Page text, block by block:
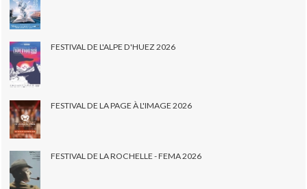
FESTIVAL DE L'ALPE D'HUEZ 2026
FESTIVAL DE LA PAGE À L'IMAGE 2026
FESTIVAL DE LA ROCHELLE - FEMA 2026